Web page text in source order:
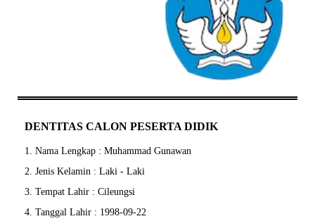
DENTITAS CALON PESERTA DIDIK
1. Nama Lengkap : Muhammad Gunawan
2. Jenis Kelamin : Laki - Laki
3. Tempat Lahir : Cileungsi
4. Tanggal Lahir : 1998-09-22